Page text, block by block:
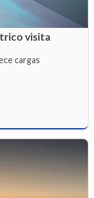
visita
cargas